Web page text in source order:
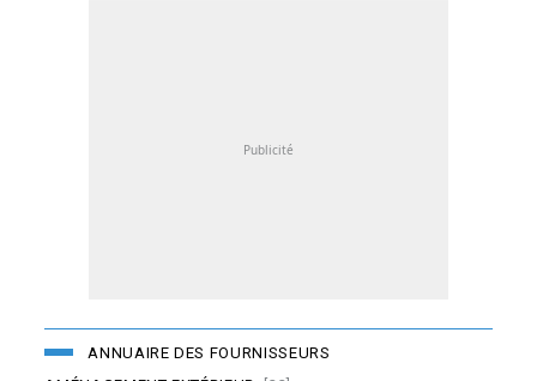
ANNUAIRE DES FOURNISSEURS